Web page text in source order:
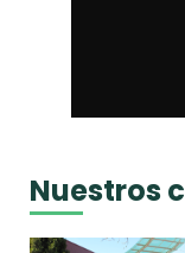
Nuestros